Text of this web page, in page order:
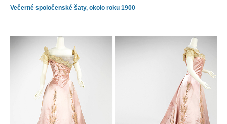
Večerné spoločenské šaty, okolo roku 1900